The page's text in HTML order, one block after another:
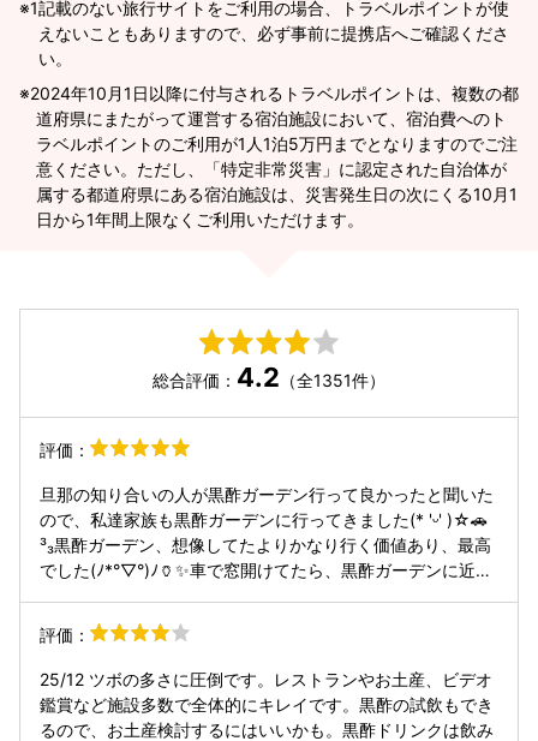
※1記載のない旅行サイトをご利用の場合、トラベルポイントが使
えないこともありますので、必ず事前に提携店へご確認くださ
い。
2024年10月1日以降に付与されるトラベルポイントは、複数の都
道府県にまたがって運営する宿泊施設において、宿泊費へのト
ラベルポイントのご利用が1人1泊5万円までとなりますのでご注
意ください。ただし、「特定非常災害」に認定された自治体が
属する都道府県にある宿泊施設は、災害発生日の次にくる10月1
日から1年間上限なくご利用いただけます。
総合評価： 4.2 （全1351件）
評価：
旦那の知り合いの人が黒酢ガーデン行って良かったと聞いた
ので、私達家族も黒酢ガーデンに行ってきました(* 'ᵕ' )☆🚗
³₃黒酢ガーデン、想像してたよりかなり行く価値あり、最高
でした(ﾉ*°▽°)ﾉ🏺✨車で窓開けてたら、黒酢ガーデンに近ず
たのですが、想像以上に凄かったです(,,>
評価：
25/12 ツボの多さに圧倒です。レストランやお土産、ビデオ
鑑賞など施設多数で全体的にキレイです。黒酢の試飲もでき
るので、お土産検討するにはいいかも。黒酢ドリンクは飲み